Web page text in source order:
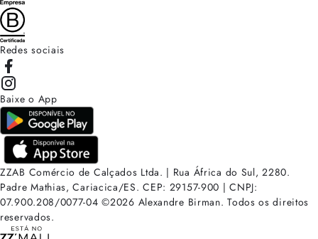
Redes sociais
Baixe o App
ZZAB Comércio de Calçados Ltda. | Rua África do Sul, 2280.
Padre Mathias, Cariacica/ES. CEP: 29157-900 | CNPJ:
07.900.208/0077-04 ©2026 Alexandre Birman. Todos os direitos
reservados.